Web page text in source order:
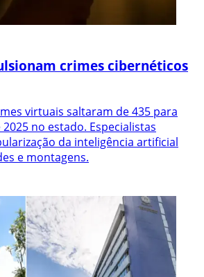
crimes cibernéticos
virtuais saltaram de 435 para
no estado. Especialistas
da inteligência artificial
e montagens.